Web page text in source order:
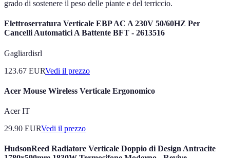
grado di sostenere il peso delle piante e del terriccio.
Elettroserratura Verticale EBP AC A 230V 50/60HZ Per
Cancelli Automatici A Battente BFT - 2613516
Gagliardisrl
123.67 EURVedi il prezzo
Acer Mouse Wireless Verticale Ergonomico
Acer IT
29.90 EURVedi il prezzo
HudsonReed Radiatore Verticale Doppio di Design Antracite